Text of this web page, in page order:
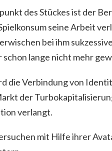
des Stückes ist der
seine Arbeit
bei ihm
lange nicht mehr
die Verbindung von
der
verlangt.
mit Hilfe ihrer